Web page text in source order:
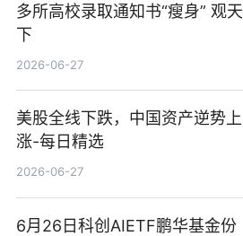
多所高校录取通知书“瘦身” 观天
下
2026-06-27
美股全线下跌，中国资产逆势上
涨-每日精选
2026-06-27
6月26日科创AIETF鹏华基金份